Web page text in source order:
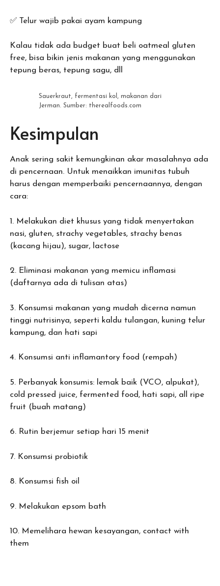
✅ Telur wajib pakai ayam kampung
Kalau tidak ada budget buat beli oatmeal gluten
free, bisa bikin jenis makanan yang menggunakan
tepung beras, tepung sagu, dll
Sauerkraut, fermentasi kol, makanan dari
Jerman. Sumber: therealfoods.com
Kesimpulan
Anak sering sakit kemungkinan akar masalahnya ada
di pencernaan. Untuk menaikkan imunitas tubuh
harus dengan memperbaiki pencernaannya, dengan
cara:
1. Melakukan diet khusus yang tidak menyertakan
nasi, gluten, strachy vegetables, strachy benas
(kacang hijau), sugar, lactose
2. Eliminasi makanan yang memicu inflamasi
(daftarnya ada di tulisan atas)
3. Konsumsi makanan yang mudah dicerna namun
tinggi nutrisinya, seperti kaldu tulangan, kuning telur
kampung, dan hati sapi
4. Konsumsi anti inflamantory food (rempah)
5. Perbanyak konsumis: lemak baik (VCO, alpukat),
cold pressed juice, fermented food, hati sapi, all ripe
fruit (buah matang)
6. Rutin berjemur setiap hari 15 menit
7. Konsumsi probiotik
8. Konsumsi fish oil
9. Melakukan epsom bath
10. Memelihara hewan kesayangan, contact with
them